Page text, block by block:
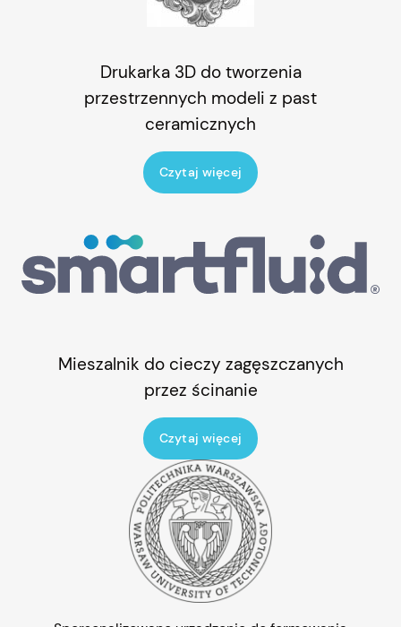
Drukarka 3D do tworzenia
przestrzennych modeli z past
ceramicznych
Czytaj więcej
Mieszalnik do cieczy zagęszczanych
przez ścinanie
Czytaj więcej